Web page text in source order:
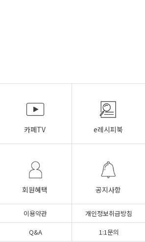
카페TV e레시피북
회원혜택 공지사항
이용약관
개인정보취급방침
Q&A 1:1문의